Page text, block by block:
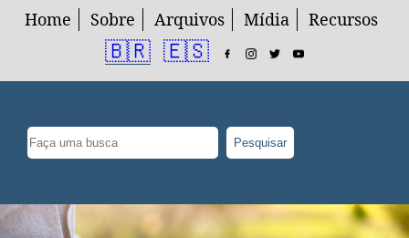
Home Sobre Arquivos Mídia Recursos
🇧🇷 🇪🇸
Pesquisar